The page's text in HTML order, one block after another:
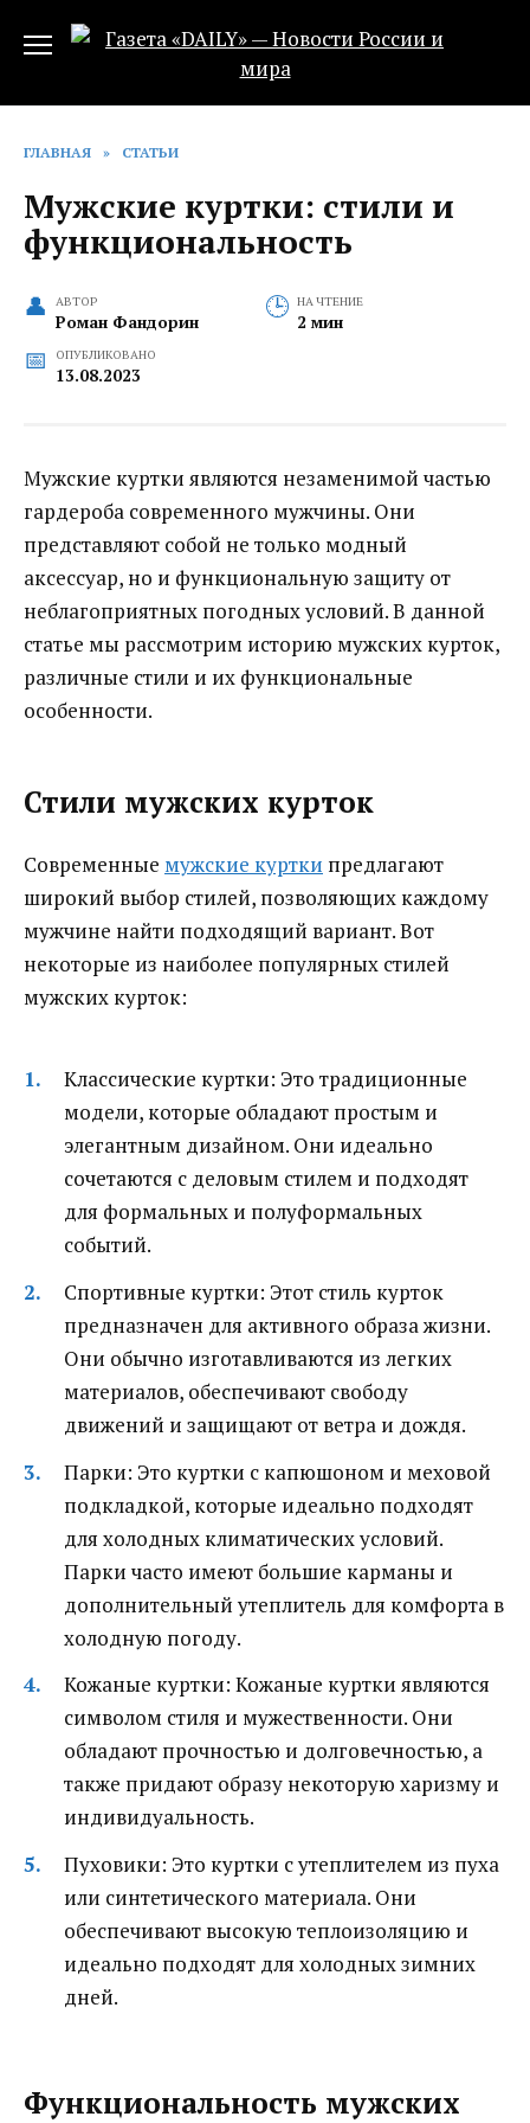
ГЛАВНАЯ » СТАТЬИ
Мужские куртки: стили и
функциональность
АВТОР
Роман Фандорин
НА ЧТЕНИЕ
2 мин
ОПУБЛИКОВАНО
13.08.2023
Мужские куртки являются незаменимой частью
гардероба современного мужчины. Они
представляют собой не только модный
аксессуар, но и функциональную защиту от
неблагоприятных погодных условий. В данной
статье мы рассмотрим историю мужских курток,
различные стили и их функциональные
особенности.
Стили мужских курток
Современные мужские куртки предлагают
широкий выбор стилей, позволяющих каждому
мужчине найти подходящий вариант. Вот
некоторые из наиболее популярных стилей
мужских курток:
Классические куртки: Это традиционные
модели, которые обладают простым и
элегантным дизайном. Они идеально
сочетаются с деловым стилем и подходят
для формальных и полуформальных
событий.
Спортивные куртки: Этот стиль курток
предназначен для активного образа жизни.
Они обычно изготавливаются из легких
материалов, обеспечивают свободу
движений и защищают от ветра и дождя.
Парки: Это куртки с капюшоном и меховой
подкладкой, которые идеально подходят
для холодных климатических условий.
Парки часто имеют большие карманы и
дополнительный утеплитель для комфорта в
холодную погоду.
Кожаные куртки: Кожаные куртки являются
символом стиля и мужественности. Они
обладают прочностью и долговечностью, а
также придают образу некоторую харизму и
индивидуальность.
Пуховики: Это куртки с утеплителем из пуха
или синтетического материала. Они
обеспечивают высокую теплоизоляцию и
идеально подходят для холодных зимних
дней.
Функциональность мужских